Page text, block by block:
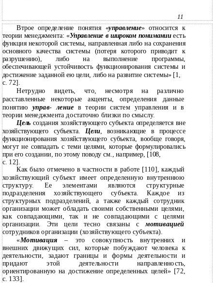
11
Втрое определение понятия «управление» относится к
теории менеджмента: «Управление в широком пониманииесть
функция некоторой системы, направленная либо на сохранения
основного качества системы (потеря которого приводит к
разрушению), либо на выполнение программы,
обеспечивающей устойчивость функционирования системы и
достижение заданной ею цели, либо на развитие системы» [1,
с. 72].
Нетрудно видеть, что, несмотря на различно
расставленные некоторые акценты, определения данные
понятию управ- ление в теории систем управления и в
теории менеджмента достаточно близки по смыслу.
Цель создания хозяйствующего субъекта определяется вне
хозяйствующего субъекта. Цели, возникающие в процессе
функционирования хозяйствующего субъекта, вообще говоря,
могут не совпадать с теми целями, которые формулировались
при его создании, по этому поводу см., например, [108,
с. 12].
Как было отмечено в частности в работе [110], каждый
хозяйствующий субъект имеет определенную внутреннюю
структуру. Ее элементами являются структурные
подразделения хозяйствующего субъекта. Каждое из
структурных подразделений, а также каждый сотрудник
организации может обладать своими собственными целями,
как совпадающими, так и не совпадающими с целями
организации. Эти цели тесно связаны смотивацией
сотрудников организации (хозяйствующего субъекта).
«Мотивация– это совокупность внутренних и
внешних движущих сил, которые побуждают человека к
деятельности, задают границы и формы деятельности и
придают этой деятельности направленность,
ориентированную на достижение определенных целей» [72,
с. 133].